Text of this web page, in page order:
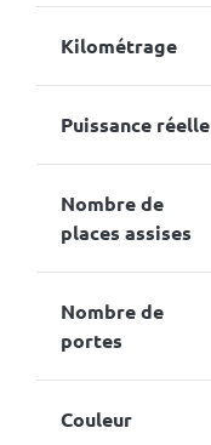
Kilométrage
Puissance réelle
Nombre de
places assises
Nombre de
portes
Couleur